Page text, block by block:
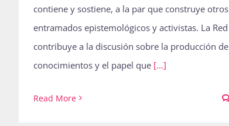
contiene y sostiene, a la par que construye otros
entramados epistemológicos y activistas. La Red
contribuye a la discusión sobre la producción de
conocimientos y el papel que [...]
Read More